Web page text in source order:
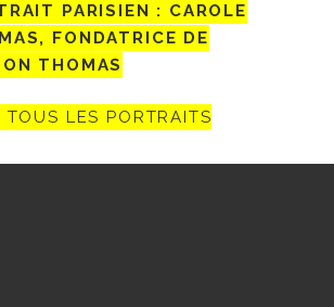
PARISIEN : CAROLE
FONDATRICE DE
THOMAS
TOUS LES PORTRAITS